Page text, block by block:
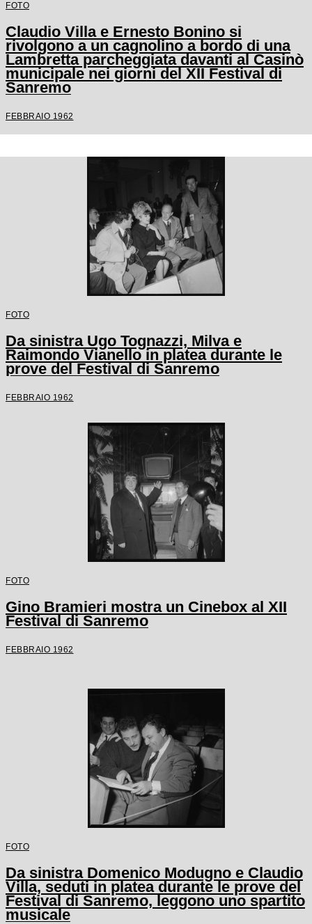
FOTO
Claudio Villa e Ernesto Bonino si
rivolgono a un cagnolino a bordo di una
Lambretta parcheggiata davanti al Casinò
municipale nei giorni del XII Festival di
Sanremo
FEBBRAIO 1962
FOTO
Da sinistra Ugo Tognazzi, Milva e
Raimondo Vianello in platea durante le
prove del Festival di Sanremo
FEBBRAIO 1962
FOTO
Gino Bramieri mostra un Cinebox al XII
Festival di Sanremo
FEBBRAIO 1962
FOTO
Da sinistra Domenico Modugno e Claudio
Villa, seduti in platea durante le prove del
Festival di Sanremo, leggono uno spartito
musicale